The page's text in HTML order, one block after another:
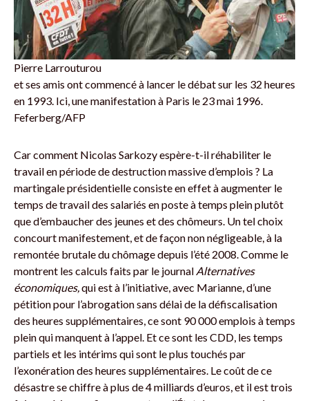
Pierre Larrouturou
et ses amis ont commencé à lancer le débat sur les 32 heures
en 1993. Ici, une manifestation à Paris le 23 mai 1996.
Feferberg/AFP
Car comment Nicolas Sarkozy espère-t-il réhabiliter le
travail en période de destruction massive d’emplois ? La
martingale présidentielle consiste en effet à augmenter le
temps de travail des salariés en poste à temps plein plutôt
que d’embaucher des jeunes et des chômeurs. Un tel choix
concourt manifestement, et de façon non négligeable, à la
remontée brutale du chômage depuis l’été 2008. Comme le
montrent les calculs faits par le journal Alternatives
économiques,qui est à l’initiative, avec Marianne, d’une
pétition pour l’abrogation sans délai de la défiscalisation
des heures supplémentaires, ce sont 90 000 emplois à temps
plein qui manquent à l’appel. Et ce sont les CDD, les temps
partiels et les intérims qui sont le plus touchés par
l’exonération des heures supplémentaires. Le coût de ce
désastre se chiffre à plus de 4 milliards d’euros, et il est trois